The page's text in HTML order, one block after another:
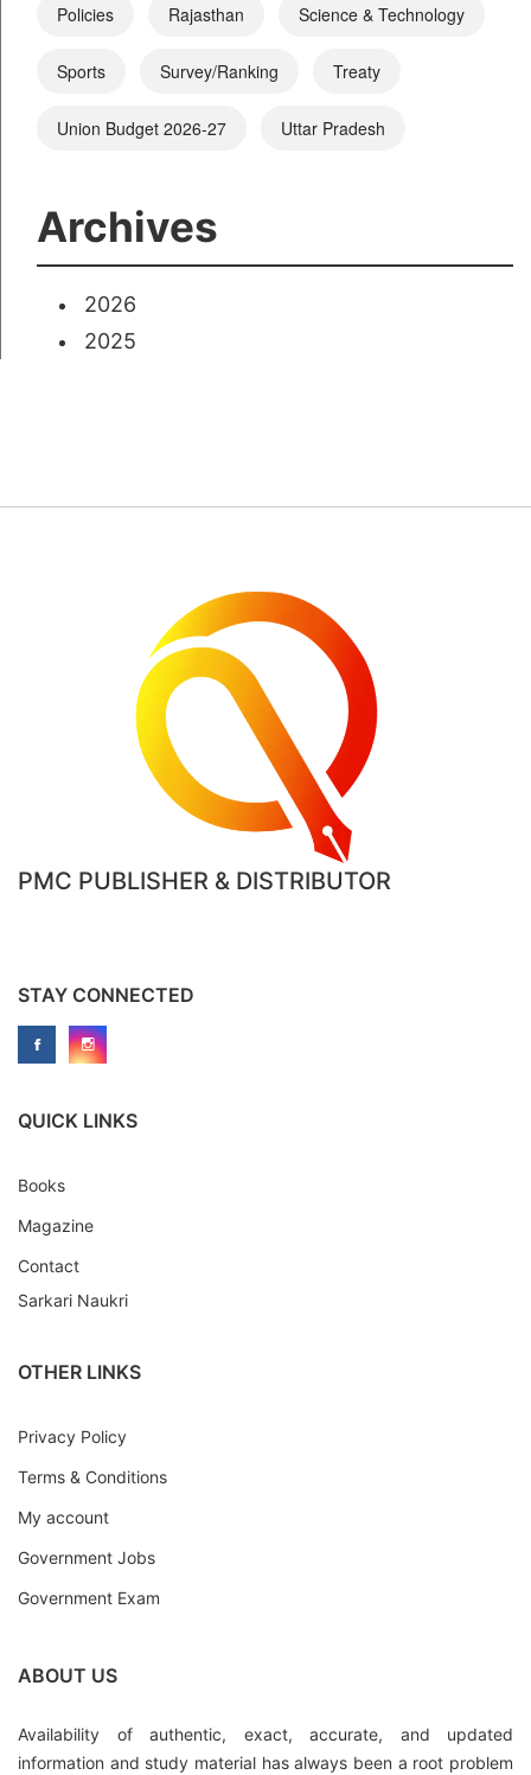
Policies Rajasthan Science & Technology
Sports Survey/Ranking Treaty
Union Budget 2026-27 Uttar Pradesh
Archives
2026
2025
PMC PUBLISHER & DISTRIBUTOR
STAY CONNECTED
QUICK LINKS
Books
Magazine
Contact
Sarkari Naukri
OTHER LINKS
Privacy Policy
Terms & Conditions
My account
Government Jobs
Government Exam
ABOUT US
Availability of authentic, exact, accurate, and updated
information and study material has always been a root problem